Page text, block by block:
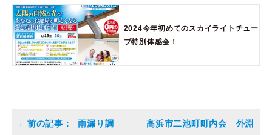
2024今年初めてのスカイライトチュー
ブ特別体感会！
雨漏り調
高浜市二池町町内会 外淵